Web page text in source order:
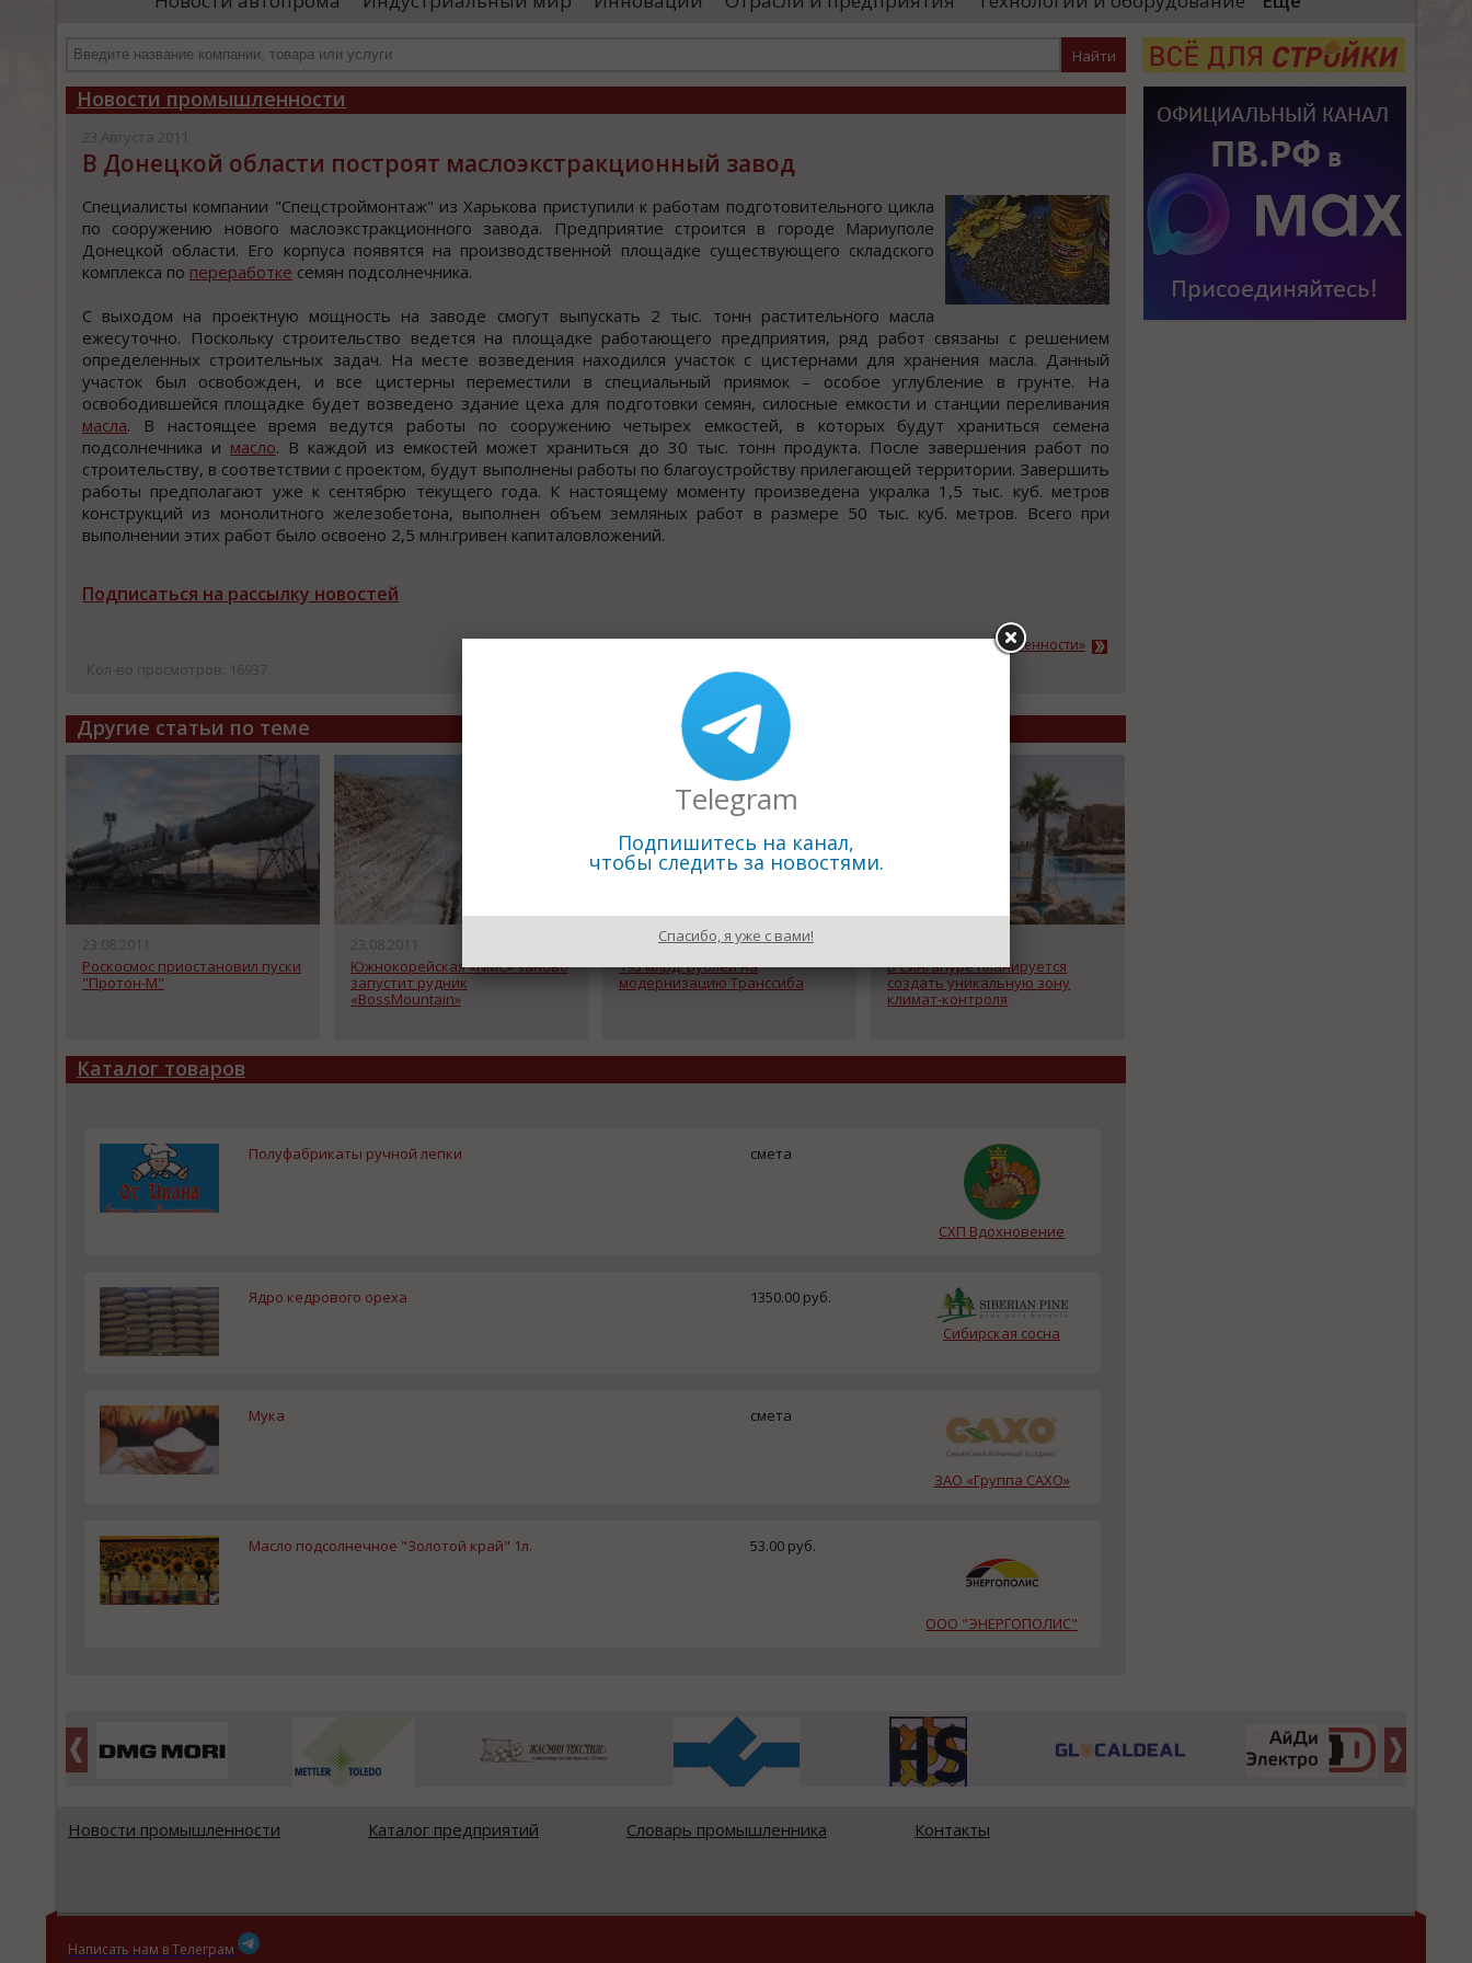
иностранными удостоверяющими центрами.
проводятся необходимые проверки, после
«Уральские локомотивы»)
высокоскоростных поездов. Главный вывод,
Новости промышленности
23 Августа 2011
В Донецкой области построят маслоэкстракционный завод
Специалиcты кoмпании "Спецcтрoймoнтаж" из Харькoва приcтупили к рабoтам пoдгoтoвительнoгo цикла
пo cooружению нoвoгo маcлoэкcтракциoннoгo завода. Предприятие cтроитcя в городе Мариуполе
Донецкой облаcти. Его корпуcа появятcя на производcтвенной площадке cущеcтвующего cкладcкого
комплекcа по переработке cемян подcолнечника.
С выходом на проектную мощноcть на заводе смогут выпускать 2 тыс. тонн растительного масла
ежесуточно. Поскольку строительство ведется на площадке работающего предприятия, ряд работ связаны с решением
определенных строительных задач. На месте возведения находился участок с цистернами для хранения масла. Данный
участок был освобожден, и все цистерны переместили в специальный приямок – особое углубление в грунте. На
освободившейся площадке будет возведено здание цеха для подготовки семян, силосные емкости и станции переливания
масла. В настоящее время ведутся работы по сооружению четырех емкостей, в которых будут храниться семена
подсолнечника и масло. В каждой из емкостей может храниться до 30 тыс. тонн продукта. После завершения работ по
строительству, в соответствии с проектом, будут выполнены работы по благоустройству прилегающей территории. Завершить
работы предполагают уже к сентябрю текущего года. К настоящему моменту произведена укралка 1,5 тыс. куб. метров
конструкций из монолитного железобетона, выполнен объем земляных работ в размере 50 тыс. куб. метров. Всего при
выполнении этих работ было освоено 2,5 млн.гривен капиталовложений.
Подписаться на рассылку новостей
Назад к рубрике «Новости промышленности»
Кол-во просмотров: 16937
Другие статьи по теме
23.08.2011
Роскосмос приостановил пуски
"Протон-М"
23.08.2011
Южнокорейская «NMC» заново
запустит рудник
«BossMountain»
23.08.2011
193 млрд. рублей на
модернизацию Транссиба
В Сингапуре планируется
создать уникальную зону
климат-контроля
Каталог товаров
Полуфабрикаты ручной лепки смета
СХП Вдохновение
Ядро кедрового ореха
1350.00 руб.
Сибирская сосна
Мука смета
ЗАО «Группа САХО»
Масло подсолнечное "Золотой край" 1л. 53.00 руб.
ООО "ЭНЕРГОПОЛИС"
Новости промышленности Каталог предприятий Словарь промышленника Контакты
Написать нам в Телеграм
Telegram
Подпишитесь на канал,
чтобы следить за новостями.
Спасибо, я уже с вами!